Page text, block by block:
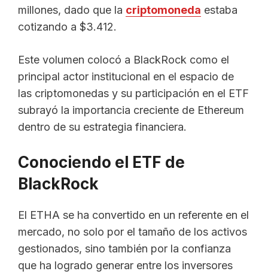
millones, dado que la criptomoneda estaba
cotizando a $3.412.
Este volumen colocó a BlackRock como el
principal actor institucional en el espacio de
las criptomonedas y su participación en el ETF
subrayó la importancia creciente de Ethereum
dentro de su estrategia financiera.
Conociendo el ETF de
BlackRock
El ETHA se ha convertido en un referente en el
mercado, no solo por el tamaño de los activos
gestionados, sino también por la confianza
que ha logrado generar entre los inversores